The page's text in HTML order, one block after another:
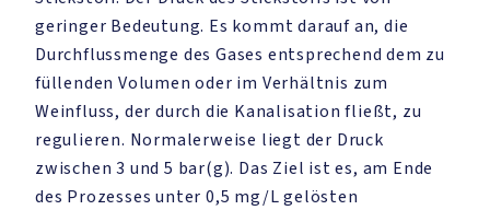
geringer Bedeutung. Es kommt darauf an, die
Durchflussmenge des Gases entsprechend dem zu
füllenden Volumen oder im Verhältnis zum
Weinfluss, der durch die Kanalisation fließt, zu
regulieren. Normalerweise liegt der Druck
zwischen 3 und 5 bar(g). Das Ziel ist es, am Ende
des Prozesses unter 0,5 mg/L gelösten